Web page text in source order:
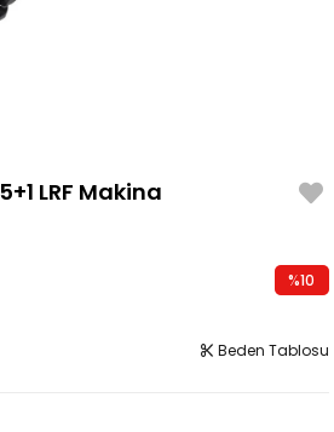
LRF Makina
%10
Beden Tablosu